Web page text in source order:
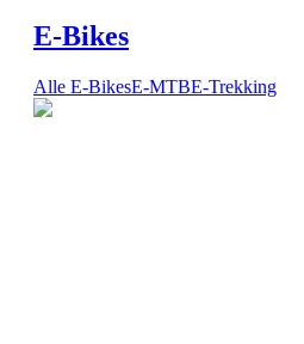
E-Bikes
Alle E-BikesE-MTBE-Trekking